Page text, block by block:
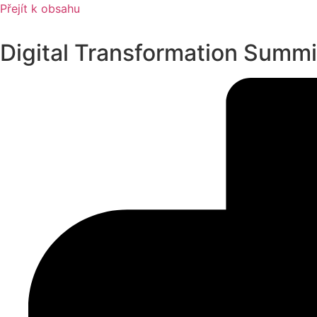
Přejít k obsahu
Digital Transformation